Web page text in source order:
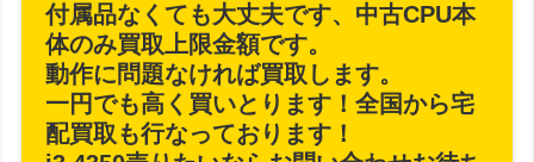
付属品なくても大丈夫です、中古CPU本
体のみ買取上限金額です。
動作に問題なければ買取します。
一円でも高く買いとります！全国から宅
配買取も行なっております！